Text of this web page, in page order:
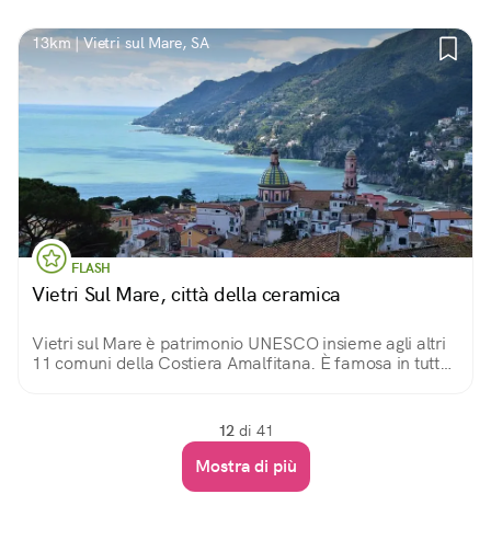
13km | Vietri sul Mare, SA
FLASH
Vietri Sul Mare, città della ceramica
Vietri sul Mare è patrimonio UNESCO insieme agli altri
11 comuni della Costiera Amalfitana. È famosa in tutto
12 di 41
Mostra di più